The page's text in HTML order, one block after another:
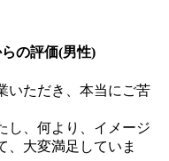
らの評価(男性)
いただき、本当にご苦
し、何より、イメージ
、大変満足していま